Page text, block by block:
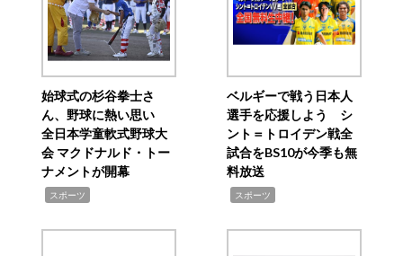
始球式の杉谷拳士さ
ん、野球に熱い思い
全日本学童軟式野球大
会 マクドナルド・トー
ナメントが開幕
スポーツ
ベルギーで戦う日本人
選手を応援しよう シ
ント＝トロイデン戦全
試合をBS10が今季も無
料放送
スポーツ